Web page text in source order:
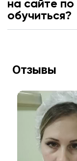
на сайте
обучиться?
Отзывы